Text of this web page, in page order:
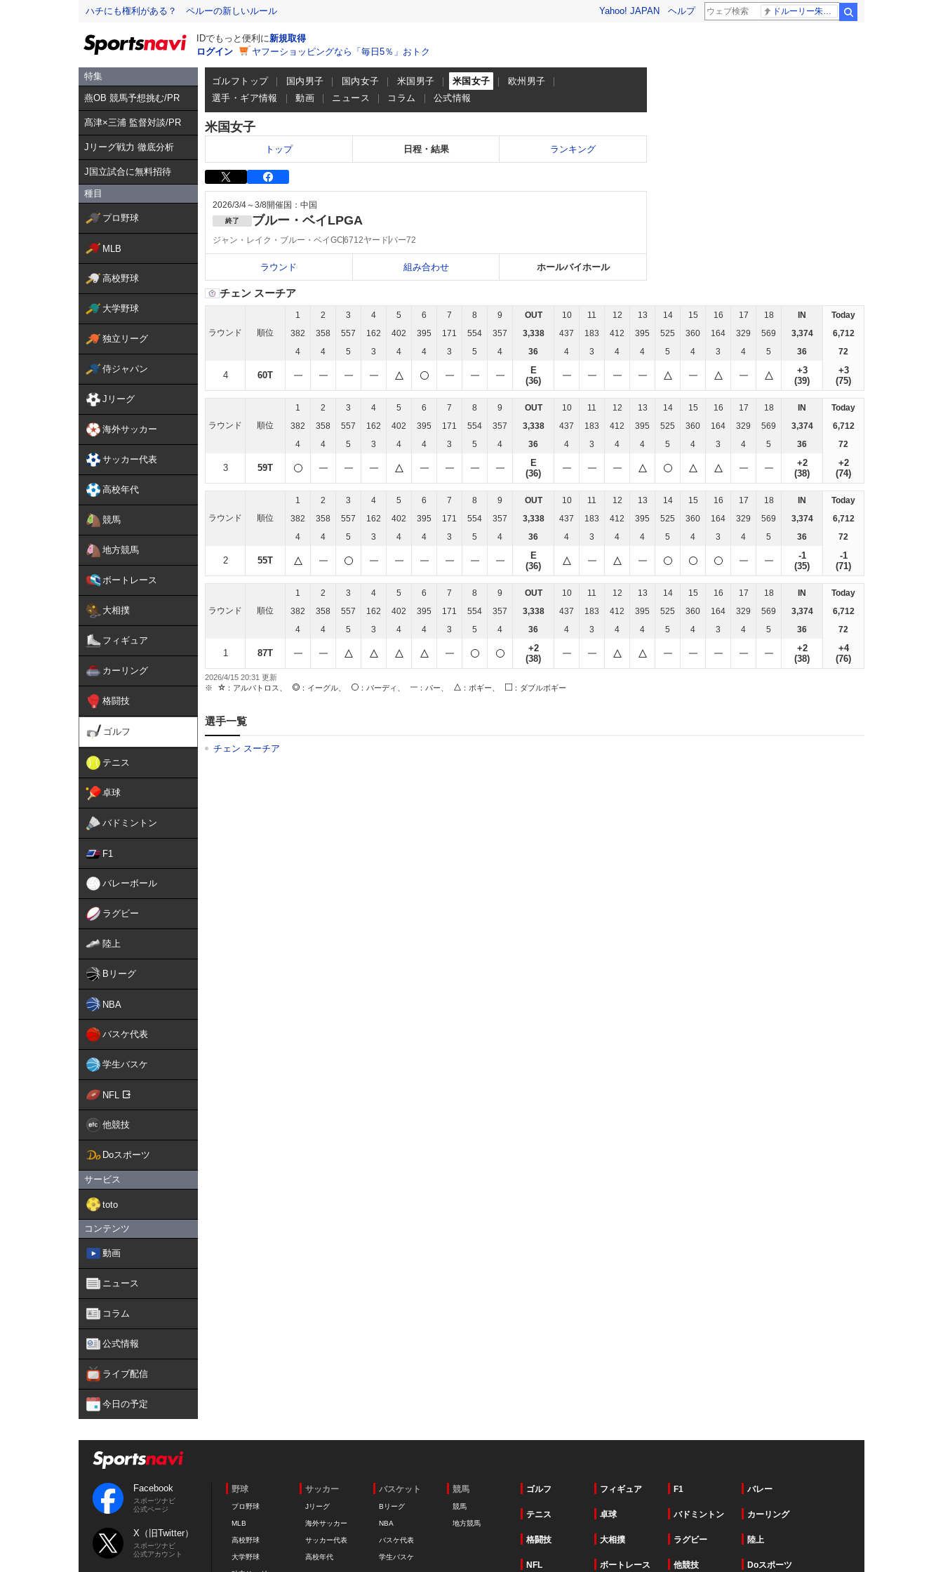
ハチにも権利がある？ ペルーの新しいルール Yahoo! JAPAN ヘルプ
IDでもっと便利に新規取得
ログイン
ヤフーショッピングなら「毎日5％」おトク
特集
燕OB 競馬予想挑む/PR
髙津×三浦 監督対談/PR
Jリーグ戦力 徹底分析
J国立試合に無料招待
種目
プロ野球
MLB
高校野球
大学野球
独立リーグ
侍ジャパン
Jリーグ
海外サッカー
サッカー代表
高校年代
競馬
地方競馬
ボートレース
大相撲
フィギュア
カーリング
格闘技
ゴルフ
テニス
卓球
バドミントン
F1
バレーボール
ラグビー
陸上
Bリーグ
NBA
バスケ代表
学生バスケ
NFL
他競技
Doスポーツ
サービス
toto
コンテンツ
動画
ニュース
コラム
公式情報
ライブ配信
今日の予定
ゴルフトップ 国内男子 国内女子 米国男子 米国女子
欧州男子
選手・ギア情報
動画 ニュース コラム 公式情報
米国女子
トップ 日程・結果 ランキング
2026/3/4～3/8開催国：中国
終了 ブルー・ベイLPGA
ジャン・レイク・ブルー・ベイGC6712ヤードパー72
ラウンド 組み合わせ ホールバイホール
チェン スーチア
ラウンド 順位
1 2 3 4 5 6 7 8 9 OUT 10 11 12 13 14 15 16 17 18 IN
Today
382
358 557 162 402 395 171 554 357 3,338 437 183 412 395 525 360 164 329 569 3,374
6,712
4
4 5 3 4 4 3 5 4 36 4 3 4 4 5 4 3 4 5 36 72
4 60T
E
(36)
+3
(39)
+3
(75)
ラウンド 順位
1 2 3 4 5 6 7 8 9 OUT 10 11 12 13 14 15 16 17 18 IN
Today
382
358 557 162 402 395 171 554 357 3,338 437 183 412 395 525 360 164 329 569 3,374
6,712
4
4 5 3 4 4 3 5 4 36 4 3 4 4 5 4 3 4 5 36 72
3 59T
E
(36)
+2
(38)
+2
(74)
ラウンド 順位
1 2 3 4 5 6 7 8 9 OUT 10 11 12 13 14 15 16 17 18 IN
Today
382
358 557 162 402 395 171 554 357 3,338 437 183 412 395 525 360 164 329 569 3,374
6,712
4
4 5 3 4 4 3 5 4 36 4 3 4 4 5 4 3 4 5 36 72
2 55T
E
(36)
-1
(35)
-1
(71)
ラウンド 順位
1 2 3 4 5 6 7 8 9 OUT 10 11 12 13 14 15 16 17 18 IN
Today
382
358 557 162 402 395 171 554 357 3,338 437 183 412 395 525 360 164 329 569 3,374
6,712
4
4 5 3 4 4 3 5 4 36 4 3 4 4 5 4 3 4 5 36 72
1 87T
+2
(38)
+2
(38)
+4
(76)
2026/4/15 20:31
：アルバトロス、
：イーグル、 ：バーディ、 ：パー、 ：ボギー、 ：ダブルボギー
選手一覧
チェン スーチア
Facebook
スポーツナビ
公式ページ
X（旧Twitter）
スポーツナビ
公式アカウント
野球
プロ野球
MLB
高校野球
大学野球
サッカー
Jリーグ
海外サッカー
サッカー代表
高校年代
バスケット
Bリーグ
NBA
バスケ代表
学生バスケ
競馬
競馬
地方競馬
ゴルフ フィギュア F1 バレー
テニス 卓球 バドミントン カーリング
格闘技 大相撲 ラグビー 陸上
NFL ボートレース 他競技 Doスポーツ